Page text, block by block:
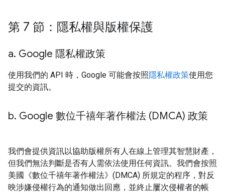
第 7 節：隱私權與版權保護
a. Google 隱私權政策
使用我們的 API 時，Google 可能會按照隱私權政策使用您
提交的資訊。
b. Google 數位千禧年著作權法 (DMCA) 政策
我們會提供資訊以協助版權所有人在線上管理其智慧財產，
但我們無法判斷是否有人需依法使用任何資訊。我們會按照
美國《數位千禧年著作權法》(DMCA) 所規定的程序，對反
映涉嫌侵權行為的通知做出回應，並終止屢次侵權者的帳